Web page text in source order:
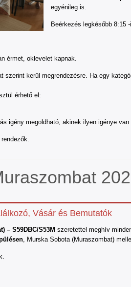
egyénileg is.
Beérkezés legkésőbb 8:15
érmet, oklevelet kapnak.
kerül megrendezésre. Ha egy
érhető el:
igény megoldható, akinek ilyen igénye
Vásár és Bemutatók
– S59DBC/S53M szeretettel meghív
, Murska Sobota (Muraszombat)